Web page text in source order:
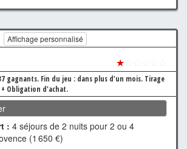
Affichage personnalisé
★
gagnants. Fin du jeu : dans plus d'un mois. Tirage
Obligation d'achat.
: 4 séjours de 2 nuits pour 2 ou 4
(1 650 €)